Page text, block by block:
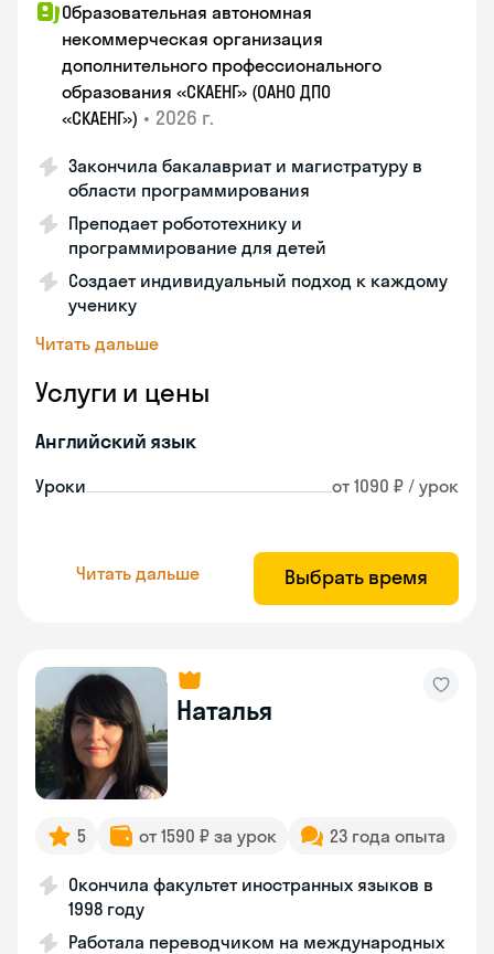
Образовательная автономная
некоммерческая организация
дополнительного профессионального
образования «СКАЕНГ» (ОАНО ДПО
«СКАЕНГ») • 2026 г.
Закончила бакалавриат и магистратуру в
области программирования
Преподает робототехнику и
программирование для детей
Создает индивидуальный подход к каждому
ученику
Читать дальше
Услуги и цены
Английский язык
Уроки от 1090 ₽ / урок
Читать дальше Выбрать время
Наталья
5 от 1590 ₽ за урок 23 года опыта
Окончила факультет иностранных языков в
1998 году
Работала переводчиком на международных